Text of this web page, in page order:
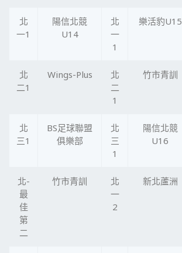
北
一1
陽信北競
U14
北
一
1
樂活豹U15
北
二1
Wings-Plus
北
二
1
竹市青訓
北
三1
BS足球聯盟
俱樂部
北
三
1
陽信北競
U16
北-
最
佳
第
二
竹市青訓
北
一
2
新北蘆洲